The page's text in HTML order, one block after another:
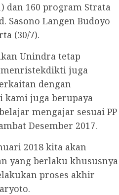
dan 160 program Strata
Sasono Langen Budoyo
(30/7).
Unindra tetap
juga
dengan
kami juga berupaya
mengajar sesuai PP
Desember 2017.
2018 kita akan
yang berlaku khususnya
proses akhir